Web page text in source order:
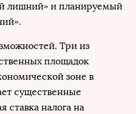
лишний» и планируемый
Три из
площадок
зоне в
существенные
ставка налога на